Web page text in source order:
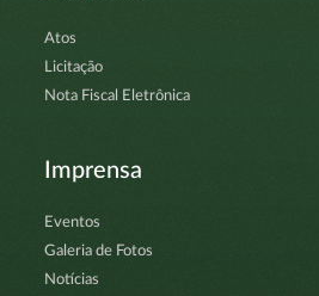
Atos
Licitação
Nota Fiscal Eletrônica
Imprensa
Eventos
Galeria de Fotos
Notícias